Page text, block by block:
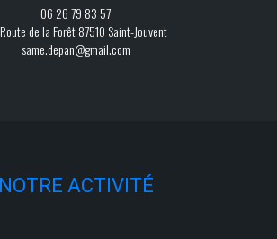
06 26 79 83 57
de la Forêt 87510 Saint-Jouvent
same.depan@gmail.com
NOTRE ACTIVITÉ